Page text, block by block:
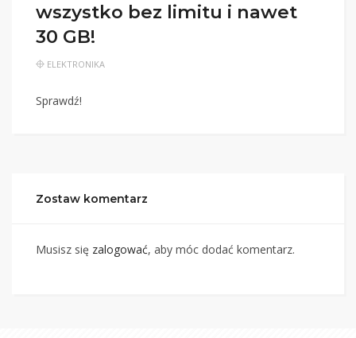
wszystko bez limitu i nawet
30 GB!
ELEKTRONIKA
Sprawdź!
Zostaw komentarz
Musisz się zalogować, aby móc dodać komentarz.